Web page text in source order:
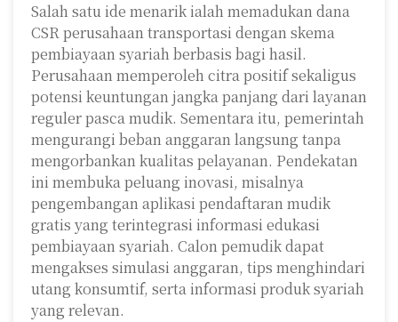
Salah satu ide menarik ialah memadukan dana
CSR perusahaan transportasi dengan skema
pembiayaan syariah berbasis bagi hasil.
Perusahaan memperoleh citra positif sekaligus
potensi keuntungan jangka panjang dari layanan
reguler pasca mudik. Sementara itu, pemerintah
mengurangi beban anggaran langsung tanpa
mengorbankan kualitas pelayanan. Pendekatan
ini membuka peluang inovasi, misalnya
pengembangan aplikasi pendaftaran mudik
gratis yang terintegrasi informasi edukasi
pembiayaan syariah. Calon pemudik dapat
mengakses simulasi anggaran, tips menghindari
utang konsumtif, serta informasi produk syariah
yang relevan.